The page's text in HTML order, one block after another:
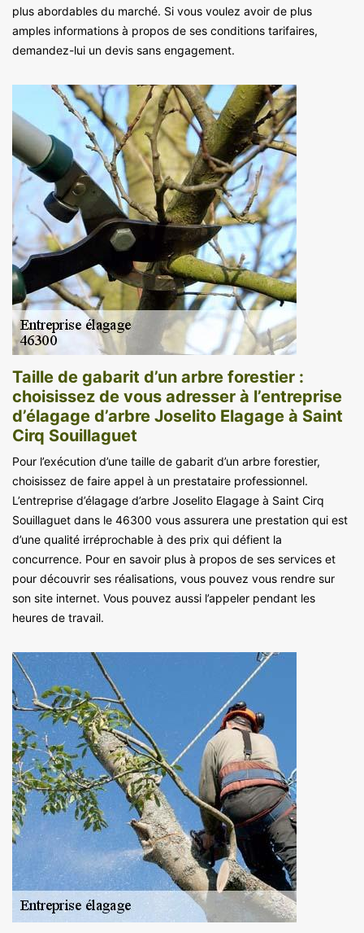
plus abordables du marché. Si vous voulez avoir de plus
amples informations à propos de ses conditions tarifaires,
demandez-lui un devis sans engagement.
Taille de gabarit d’un arbre forestier :
choisissez de vous adresser à l’entreprise
d’élagage d’arbre Joselito Elagage à Saint
Cirq Souillaguet
Pour l’exécution d’une taille de gabarit d’un arbre forestier,
choisissez de faire appel à un prestataire professionnel.
L’entreprise d’élagage d’arbre Joselito Elagage à Saint Cirq
Souillaguet dans le 46300 vous assurera une prestation qui est
d’une qualité irréprochable à des prix qui défient la
concurrence. Pour en savoir plus à propos de ses services et
pour découvrir ses réalisations, vous pouvez vous rendre sur
son site internet. Vous pouvez aussi l’appeler pendant les
heures de travail.